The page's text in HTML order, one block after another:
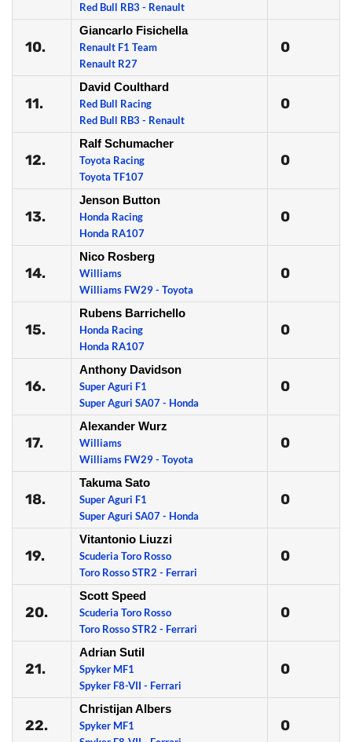
Red Bull RB3 - Renault
10.
Giancarlo Fisichella
Renault F1 Team
Renault R27
0
11.
David Coulthard
Red Bull Racing
Red Bull RB3 - Renault
0
12.
Ralf Schumacher
Toyota Racing
Toyota TF107
0
13.
Jenson Button
Honda Racing
Honda RA107
0
14.
Nico Rosberg
Williams
Williams FW29 - Toyota
0
15.
Rubens Barrichello
Honda Racing
Honda RA107
0
16.
Anthony Davidson
Super Aguri F1
Super Aguri SA07 - Honda
0
17.
Alexander Wurz
Williams
Williams FW29 - Toyota
0
18.
Takuma Sato
Super Aguri F1
Super Aguri SA07 - Honda
0
19.
Vitantonio Liuzzi
Scuderia Toro Rosso
Toro Rosso STR2 - Ferrari
0
20.
Scott Speed
Scuderia Toro Rosso
Toro Rosso STR2 - Ferrari
0
21.
Adrian Sutil
Spyker MF1
Spyker F8-VII - Ferrari
0
22.
Christijan Albers
Spyker MF1
0